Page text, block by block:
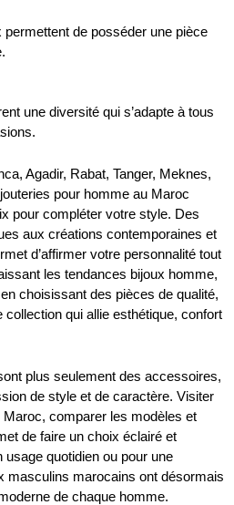
permettent de posséder une pièce
une diversité qui s’adapte à tous
Agadir, Rabat, Tanger, Meknes,
pour homme au Maroc
pour compléter votre style. Des
aux créations contemporaines et
d’affirmer votre personnalité tout
les tendances bijoux homme,
choisissant des pièces de qualité,
qui allie esthétique, confort
plus seulement des accessoires,
de style et de caractère. Visiter
comparer les modèles et
de faire un choix éclairé et
quotidien ou pour une
masculins marocains ont désormais
de chaque homme.